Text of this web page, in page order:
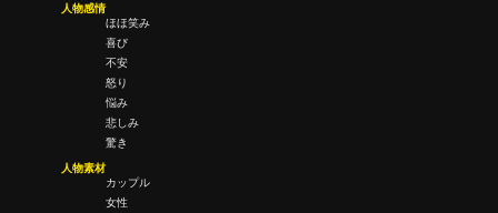
人物感情
ほほ笑み
喜び
不安
怒り
悩み
悲しみ
驚き
人物素材
カップル
女性